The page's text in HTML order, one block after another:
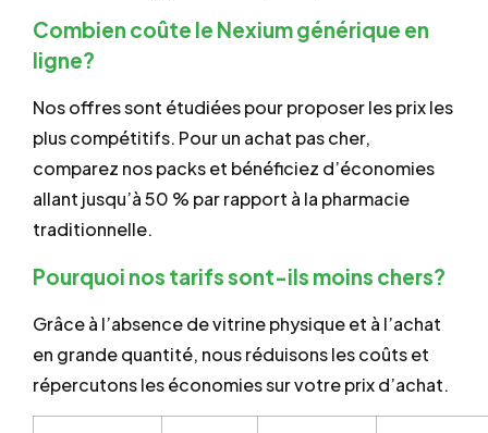
Combien coûte le Nexium générique en
ligne?
Nos offres sont étudiées pour proposer les prix les
plus compétitifs. Pour un achat pas cher,
comparez nos packs et bénéficiez d’économies
allant jusqu’à 50 % par rapport à la pharmacie
traditionnelle.
Pourquoi nos tarifs sont-ils moins chers?
Grâce à l’absence de vitrine physique et à l’achat
en grande quantité, nous réduisons les coûts et
répercutons les économies sur votre prix d’achat.